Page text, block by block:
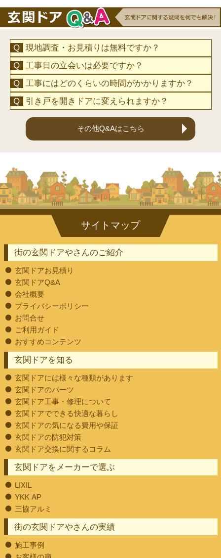
現地調査・お見積りは無料ですか？
工事日の立会いは必要ですか？
工事にはどのくらいの時間がかかりますか？
引き戸を開きドアに変えられますか？
その他Q&Aはこちら
街の玄関ドアやさんのご紹介
玄関ドアお見積り
玄関ドアQ&A
会社概要
プライバシーポリシー
お問合せ
ご利用ガイド
おすすめコンテンツ
街の玄関ドアやさんの実績
施工事例
玄関ドアを知る
玄関ドアには様々な種類があります
玄関ドアのパーツ
玄関ドア工事・修理について
玄関ドアでできる快適な暮らし
玄関ドアの気になる費用や保証
玄関ドアの防犯対策
玄関ドア交換に関するコラム
玄関ドアをメーカーで選ぶ
LIXIL
YKK AP
三協アルミ